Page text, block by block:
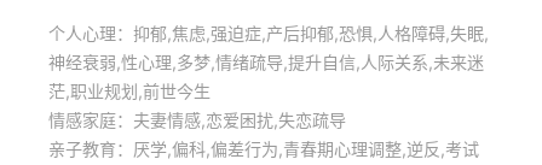
师， 正面管教家长和教师讲师。 擅长:
情绪，情感类，中高考动力，失眠，学
习压力处理，青少年心理健康辅导等。
个人心理：抑郁,焦虑,强迫症,产后抑郁,恐惧,人格障碍,失眠,
神经衰弱,性心理,多梦,情绪疏导,提升自信,人际关系,未来迷
茫,职业规划,前世今生
情感家庭：夫妻情感,恋爱困扰,失恋疏导
亲子教育：厌学,偏科,偏差行为,青春期心理调整,逆反,考试